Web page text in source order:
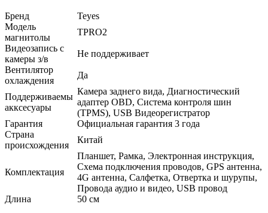
Бренд
Teyes
Модель
магнитолы
TPRO2
Видеозапись с
камеры з/в
Не поддерживает
Вентилятор
охлаждения
Да
Поддерживаемы
акксесуары
Камера заднего вида, Диагностический
адаптер OBD, Система контроля шин
(TPMS), USB Видеорегистратор
Гарантия
Официальная гарантия 3 года
Страна
происхождения
Китай
Комплектация
Планшет, Рамка, Электронная инструкция,
Схема подключения проводов, GPS антенна,
4G антенна, Салфетка, Отвертка и шурупы,
Провода аудио и видео, USB провод
Длина
50 см